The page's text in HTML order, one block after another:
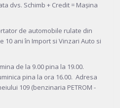
dvs. Schimb + Credit = Mașina
de automobile rulate din
10 ani în Import si Vinzari Auto si
de la 9.00 pina la 19.00.
pina la ora 16.00. Adresa
109 (benzinaria PETROM -